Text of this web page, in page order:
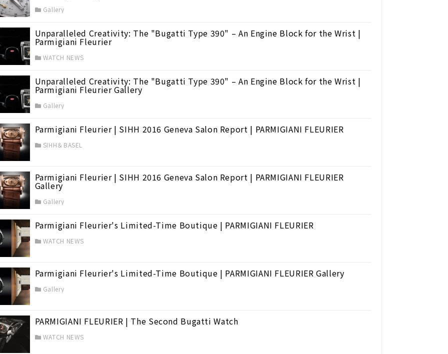
(44)
Gallery
Unparalleled Creativity: The "Bugatti Type 390" – An Engine Block for the Wrist |
Parmigiani Fleurier
WATCH NEWS
Unparalleled Creativity: The "Bugatti Type 390" – An Engine Block for the Wrist |
Parmigiani Fleurier Gallery
Gallery
Parmigiani Fleurier | SIHH 2016 Geneva Salon Report | PARMIGIANI FLEURIER
SIHH＆BASEL
Parmigiani Fleurier | SIHH 2016 Geneva Salon Report | PARMIGIANI FLEURIER
Gallery
Gallery
Parmigiani Fleurier's Limited-Time Boutique | PARMIGIANI FLEURIER
WATCH NEWS
Parmigiani Fleurier's Limited-Time Boutique | PARMIGIANI FLEURIER Gallery
Gallery
PARMIGIANI FLEURIER | The Second Bugatti Watch
WATCH NEWS